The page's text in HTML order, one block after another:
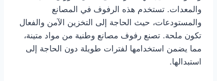
والمعدات. تستخدم هذه الرفوف في المصانع
والمستودعات، حيث الحاجة إلى التخزين الآمن والفعال
تكون ملحة. تصنع رفوف مصانع وطنية من مواد متينة،
مما يضمن استخدامها لفترات طويلة دون الحاجة إلى
استبدالها.